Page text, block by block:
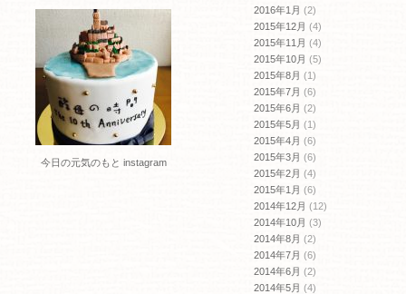
今日の元気のもと instagram
2016年1月 (2)
2015年12月 (4)
2015年11月 (4)
2015年10月 (5)
2015年8月 (1)
2015年7月 (6)
2015年6月 (2)
2015年5月 (1)
2015年4月 (6)
2015年3月 (6)
2015年2月 (4)
2015年1月 (6)
2014年12月 (12)
2014年10月 (3)
2014年8月 (2)
2014年7月 (6)
2014年6月 (2)
2014年5月 (4)